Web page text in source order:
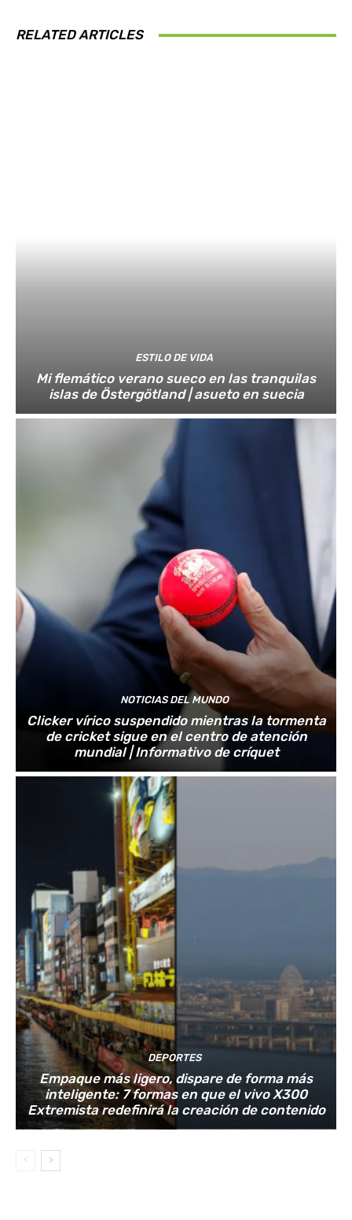
RELATED ARTICLES
ESTILO DE VIDA
Mi flemático verano sueco en las tranquilas
islas de Östergötland | asueto en suecia
NOTICIAS DEL MUNDO
Clicker vírico suspendido mientras la tormenta
de cricket sigue en el centro de atención
mundial | Informativo de críquet
DEPORTES
Empaque más ligero, dispare de forma más
inteligente: 7 formas en que el vivo X300
Extremista redefinirá la creación de contenido